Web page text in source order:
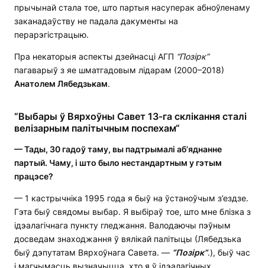
прычынай стала тое, што партыя насуперак абноўленаму
заканадаўству не падала дакументы на
перарэгістрацыю.
Пра некаторыя аспекты дзейнасці АГП “Позірк”
пагаварыў з яе шматгадовым лідарам (2000–2018)
Анатолем Лябедзькам.
“Выбары ў Вярхоўны Савет 13-га склікання сталі
велізарным палітычным поспехам“
— Тады, 30 гадоў таму, вы падтрымалі аб’яднанне
партый. Чаму, і што было нестандартным у гэтым
працэсе?
— 1 кастрычніка 1995 года я быў на ўстаноўчым з’ездзе.
Гэта быў свядомы выбар. Я выбіраў тое, што мне блізка з
ідэалагічнага пункту гледжання. Валодаючы пэўным
досведам знаходжання ў вялікай палітыцы (Лябедзька
быў дэпутатам Вярхоўнага Савета. — “Позірк”.), быў час